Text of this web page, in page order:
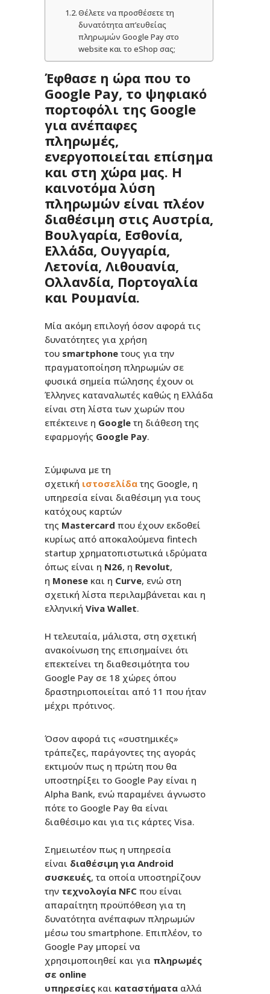
Θέλετε να προσθέσετε τη
δυνατότητα απ’ευθείας
πληρωμών Google Pay στο
website και το eShop σας;
Έφθασε η ώρα που το
Google Pay, το ψηφιακό
πορτοφόλι της Google
για ανέπαφες
πληρωμές,
ενεργοποιείται επίσημα
και στη χώρα μας. Η
καινοτόμα λύση
πληρωμών είναι πλέον
διαθέσιμη στις Αυστρία,
Βουλγαρία, Εσθονία,
Ελλάδα, Ουγγαρία,
Λετονία, Λιθουανία,
Ολλανδία, Πορτογαλία
και Ρουμανία.
Μία ακόμη επιλογή όσον αφορά τις
δυνατότητες για χρήση
του smartphone τους για την
πραγματοποίηση πληρωμών σε
φυσικά σημεία πώλησης έχουν οι
Έλληνες καταναλωτές καθώς η Ελλάδα
είναι στη λίστα των χωρών που
επέκτεινε η Google τη διάθεση της
εφαρμογής Google Pay.
Σύμφωνα με τη
σχετική ιστοσελίδα της Google, η
υπηρεσία είναι διαθέσιμη για τους
κατόχους καρτών
της Mastercard που έχουν εκδοθεί
κυρίως από αποκαλούμενα fintech
startup χρηματοπιστωτικά ιδρύματα
όπως είναι η N26, η Revolut,
η Monese και η Curve, ενώ στη
σχετική λίστα περιλαμβάνεται και η
ελληνική Viva Wallet.
Η τελευταία, μάλιστα, στη σχετική
ανακοίνωση της επισημαίνει ότι
επεκτείνει τη διαθεσιμότητα του
Google Pay σε 18 χώρες όπου
δραστηριοποιείται από 11 που ήταν
μέχρι πρότινος.
Όσον αφορά τις «συστημικές»
τράπεζες, παράγοντες της αγοράς
εκτιμούν πως η πρώτη που θα
υποστηρίξει το Google Pay είναι η
Alpha Bank, ενώ παραμένει άγνωστο
πότε το Google Pay θα είναι
διαθέσιμο και για τις κάρτες Visa.
Σημειωτέον πως η υπηρεσία
είναι διαθέσιμη για Android
συσκευές, τα οποία υποστηρίζουν
την τεχνολογία NFC που είναι
απαραίτητη προϋπόθεση για τη
δυνατότητα ανέπαφων πληρωμών
μέσω του smartphone. Επιπλέον, το
Google Pay μπορεί να
χρησιμοποιηθεί και για πληρωμές
σε online
υπηρεσίες και καταστήματα αλλά